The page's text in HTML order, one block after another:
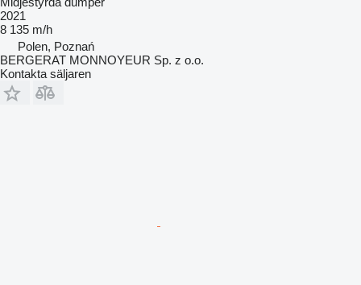
2021
8 135 m/h
Polen, Poznań
BERGERAT MONNOYEUR Sp. z o.o.
Kontakta säljaren